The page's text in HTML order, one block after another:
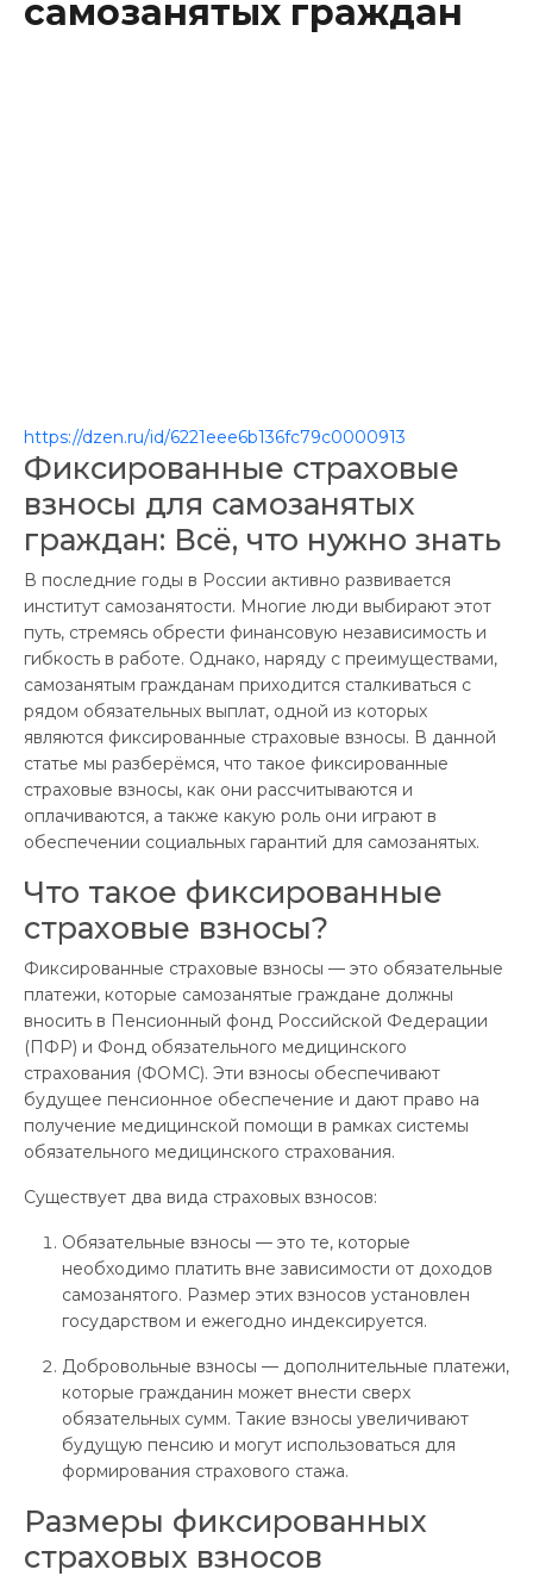
Контакты
самозанятых граждан
https://dzen.ru/id/6221eee6b136fc79c0000913
Фиксированные страховые
взносы для самозанятых
граждан: Всё, что нужно знать
В последние годы в России активно развивается
институт самозанятости. Многие люди выбирают этот
путь, стремясь обрести финансовую независимость и
гибкость в работе. Однако, наряду с преимуществами,
самозанятым гражданам приходится сталкиваться с
рядом обязательных выплат, одной из которых
являются фиксированные страховые взносы. В данной
статье мы разберёмся, что такое фиксированные
страховые взносы, как они рассчитываются и
оплачиваются, а также какую роль они играют в
обеспечении социальных гарантий для самозанятых.
Что такое фиксированные
страховые взносы?
Фиксированные страховые взносы — это обязательные
платежи, которые самозанятые граждане должны
вносить в Пенсионный фонд Российской Федерации
(ПФР) и Фонд обязательного медицинского
страхования (ФОМС). Эти взносы обеспечивают
будущее пенсионное обеспечение и дают право на
получение медицинской помощи в рамках системы
обязательного медицинского страхования.
Существует два вида страховых взносов:
Обязательные взносы — это те, которые
необходимо платить вне зависимости от доходов
самозанятого. Размер этих взносов установлен
государством и ежегодно индексируется.
Добровольные взносы — дополнительные платежи,
которые гражданин может внести сверх
обязательных сумм. Такие взносы увеличивают
будущую пенсию и могут использоваться для
формирования страхового стажа.
Размеры фиксированных
страховых взносов